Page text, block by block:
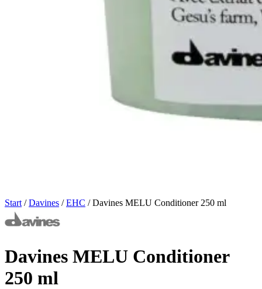
Start /Davines /EHC / Davines MELU Conditioner 250 ml
Davines MELU Conditioner
250 ml